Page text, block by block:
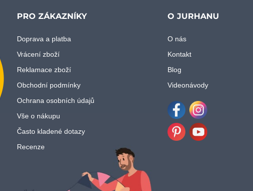
PRO ZÁKAZNÍKY
Doprava a platba
Vrácení zboží
Reklamace zboží
Obchodní podmínky
Ochrana osobních údajů
Vše o nákupu
Často kladené dotazy
Recenze
O JURHANU
O nás
Kontakt
Blog
Videonávody
FacebookInstagram